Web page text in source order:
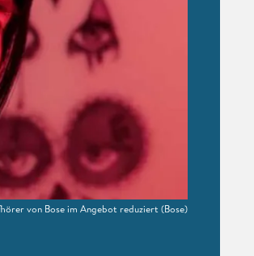
von Bose im Angebot reduziert (Bose)